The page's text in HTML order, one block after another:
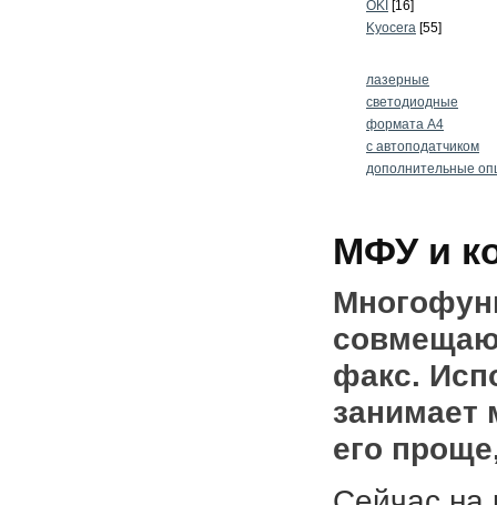
OKI [16]
Kyocera [55]
лазерные
светодиодные
формата А4
с автоподатчиком
дополнительные
МФУ и
факс.
занимает
его